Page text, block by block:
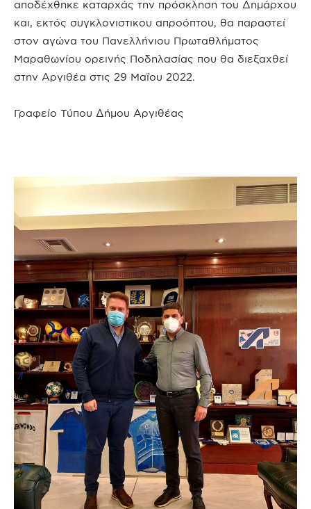
αποδέχθηκε καταρχάς την πρόσκληση του Δημάρχου
και, εκτός συγκλονιστικου απροόπτου, θα παραστεί
στον αγώνα του Πανελλήνιου Πρωταθλήματος
Μαραθωνίου ορεινής Ποδηλασίας που θα διεξαχθεί
στην Αργιθέα στις 29 Μαΐου 2022.
Γραφείο Τύπου Δήμου Αργιθέας